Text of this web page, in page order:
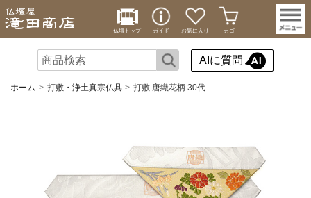
仏壇トップ ガイド お気に入り カゴ
AIに質問
ホーム 打敷・浄土真宗仏具 打敷 唐織花柄 30代